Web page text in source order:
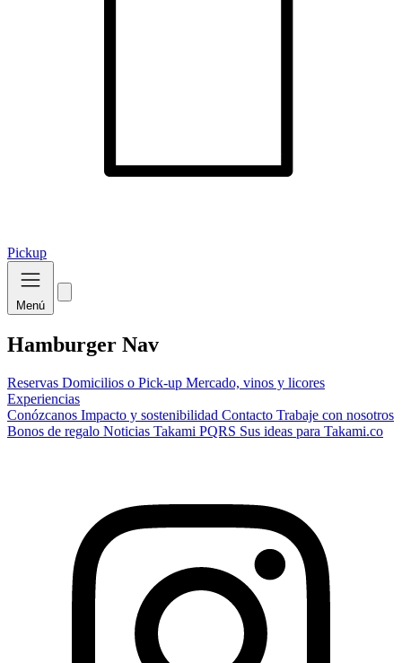
Pickup
Menú
Hamburger Nav
Reservas Domicilios o Pick-up Mercado, vinos y licores
Experiencias
Conózcanos Impacto y sostenibilidad Contacto Trabaje con nosotros
Bonos de regalo Noticias Takami PQRS Sus ideas para Takami.co